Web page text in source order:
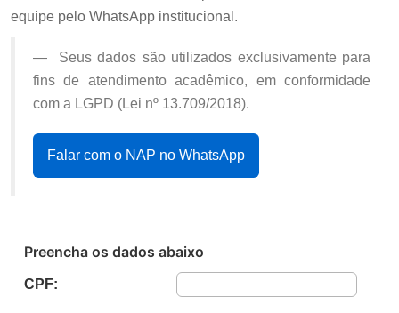
equipe pelo WhatsApp institucional.
Seus dados são utilizados exclusivamente para
fins de atendimento acadêmico, em conformidade
com a LGPD (Lei nº 13.709/2018).
Falar com o NAP no WhatsApp
Preencha os dados abaixo
CPF: